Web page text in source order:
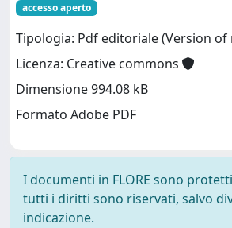
accesso aperto
Tipologia: Pdf editoriale (Version of
Licenza: Creative commons
Dimensione 994.08 kB
Formato Adobe PDF
I documenti in FLORE sono
tutti i diritti sono riservati, salvo
indicazione.